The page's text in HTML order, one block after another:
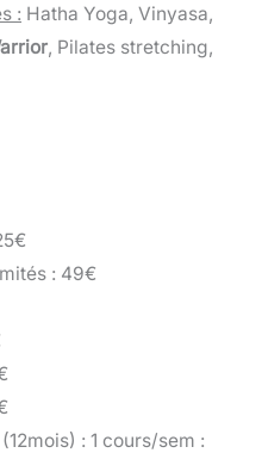
: Hatha Yoga, Vinyasa,
, Pilates stretching,
: 49€
: 1 cours/sem :